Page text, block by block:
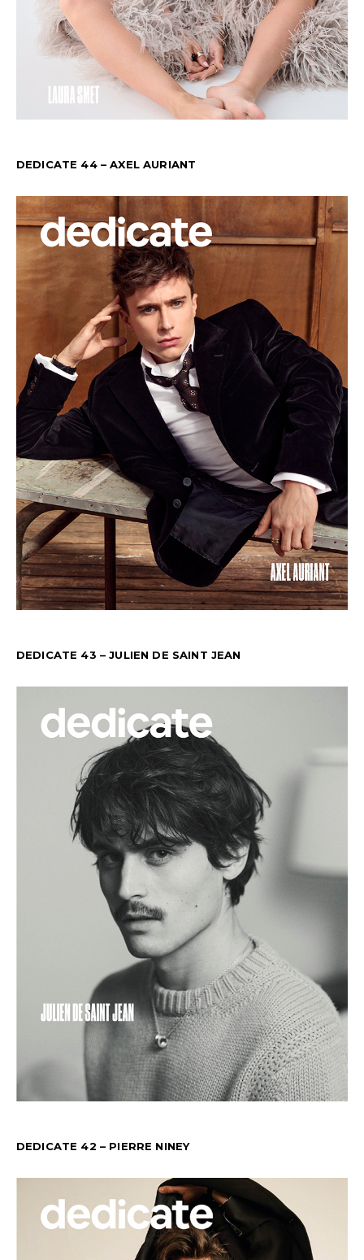
DEDICATE 44 – AXEL AURIANT
DEDICATE 43 – JULIEN DE SAINT JEAN
DEDICATE 42 – PIERRE NINEY